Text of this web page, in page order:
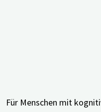
Für Menschen mit